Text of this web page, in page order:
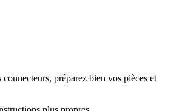
préparez bien vos pièces et